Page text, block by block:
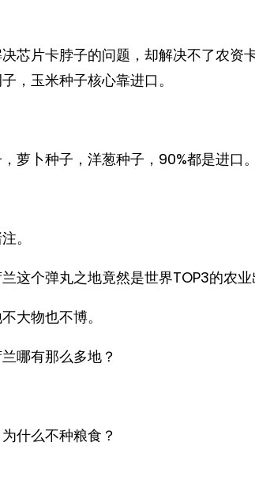
芯片卡脖子的问题，却解决不了农资
，玉米种子核心靠进口。
萝卜种子，洋葱种子，90%都是进口。
。
这个弹丸之地竟然是世界TOP3的农业
大物也不博。
哪有那么多地？
什么不种粮食？